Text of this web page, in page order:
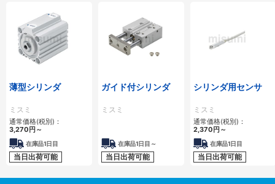
薄型シリンダ
ミスミ
通常価格(税別)：
3,270円～
在庫品1日目
当日出荷可能
ガイド付シリンダ
ミスミ
在庫品1日目～
当日出荷可能
シリンダ用センサ
ミスミ
通常価格(税別)：
2,370円～
在庫品1日目
当日出荷可能